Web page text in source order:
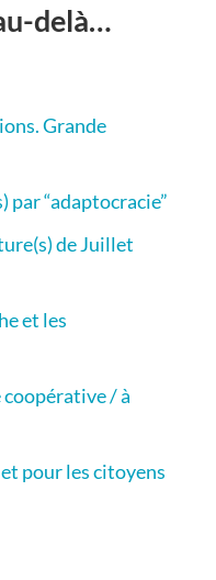
delà…
Grande
par “adaptocracie”
de Juillet
et les
coopérative / à
pour les citoyens